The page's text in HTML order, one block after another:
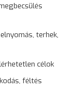
terhek,
célok
féltés